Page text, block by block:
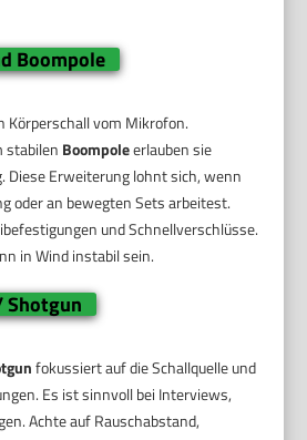
Boompole
vom Mikrofon.
stabilen Boompoleerlauben sie
Diese Erweiterung lohnt sich, wenn
oder an bewegten Sets arbeitest.
und Schnellverschlüsse.
in Wind instabil sein.
fokussiert auf die Schallquelle und
Es ist sinnvoll bei Interviews,
Achte auf Rauschabstand,